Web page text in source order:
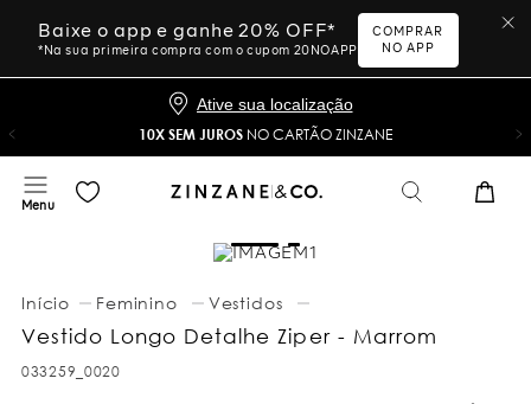
Baixe o app e ganhe 20% OFF*
*Na sua primeira compra com o cupom 20NOAPP
COMPRAR
NO APP
Ative sua localização
10X SEM JUROS NO CARTÃO ZINZANE
Feminino Vestidos
Vestido Longo Detalhe Ziper - Marrom
033259_0020